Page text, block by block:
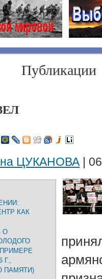
Публикации
ЦУКАНОВА |
КАК
О
Г.,
ПАМЯТИ)